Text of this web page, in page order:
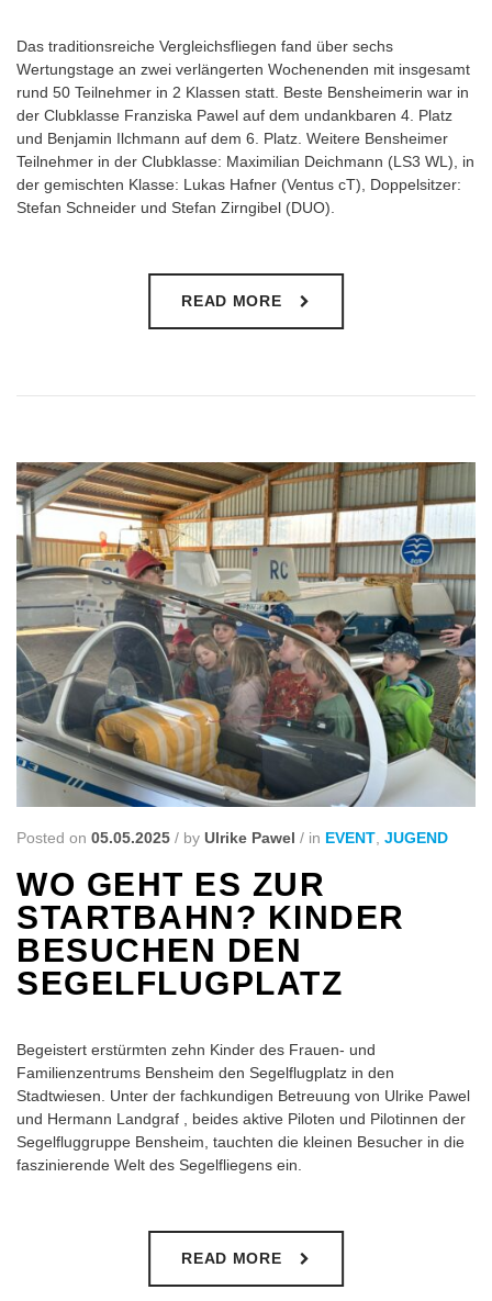
Das traditionsreiche Vergleichsfliegen fand über sechs
Wertungstage an zwei verlängerten Wochenenden mit insgesamt
rund 50 Teilnehmer in 2 Klassen statt. Beste Bensheimerin war in
der Clubklasse Franziska Pawel auf dem undankbaren 4. Platz
und Benjamin Ilchmann auf dem 6. Platz. Weitere Bensheimer
Teilnehmer in der Clubklasse: Maximilian Deichmann (LS3 WL), in
der gemischten Klasse: Lukas Hafner (Ventus cT), Doppelsitzer:
Stefan Schneider und Stefan Zirngibel (DUO).
READ MORE
Posted on 05.05.2025 / by Ulrike Pawel / in EVENT JUGEND
WO GEHT ES ZUR
STARTBAHN? KINDER
BESUCHEN DEN
SEGELFLUGPLATZ
Begeistert erstürmten zehn Kinder des Frauen- und
Familienzentrums Bensheim den Segelflugplatz in den
Stadtwiesen. Unter der fachkundigen Betreuung von Ulrike Pawel
und Hermann Landgraf , beides aktive Piloten und Pilotinnen der
Segelfluggruppe Bensheim, tauchten die kleinen Besucher in die
faszinierende Welt des Segelfliegens ein.
READ MORE